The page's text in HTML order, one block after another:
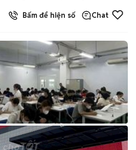
Bấm để hiện số Chat